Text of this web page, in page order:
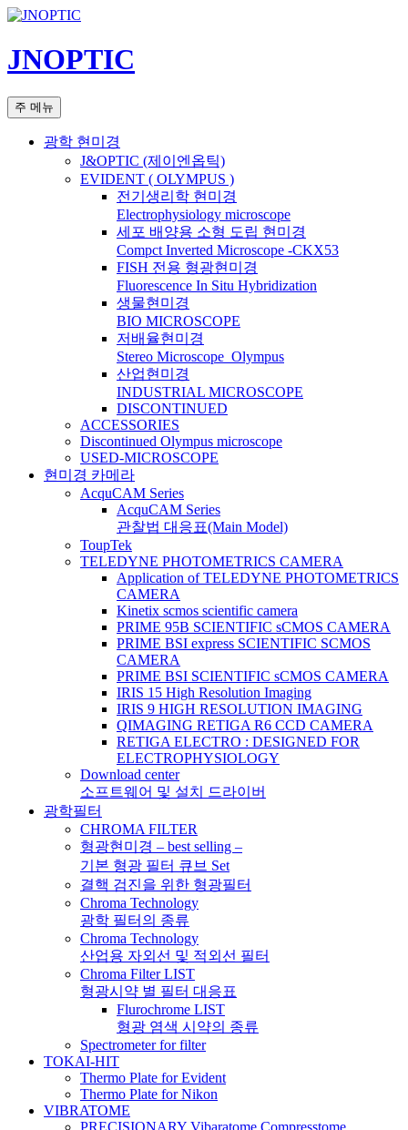
컨
츠
로
너
JNOPTIC
검
색
주 메뉴
광학 현미경
J&OPTIC (제이엔옵틱)
EVIDENT ( OLYMPUS )
전기생리학 현미경
Electrophysiology microscope
세포 배양용 소형 도립 현미경
Compct Inverted Microscope -CKX53
FISH 전용 형광현미경
Fluorescence In Situ Hybridization
생물현미경
BIO MICROSCOPE
저배율현미경
Stereo Microscope_Olympus
산업현미경
INDUSTRIAL MICROSCOPE
DISCONTINUED
ACCESSORIES
Discontinued Olympus microscope
USED-MICROSCOPE
현미경 카메라
AcquCAM Series
AcquCAM Series
관찰법 대응표(Main Model)
ToupTek
TELEDYNE PHOTOMETRICS CAMERA
Application of TELEDYNE PHOTOMETRICS
CAMERA
Kinetix scmos scientific camera
PRIME 95B SCIENTIFIC sCMOS CAMERA
PRIME BSI express SCIENTIFIC SCMOS
CAMERA
PRIME BSI SCIENTIFIC sCMOS CAMERA
IRIS 15 High Resolution Imaging
IRIS 9 HIGH RESOLUTION IMAGING
QIMAGING RETIGA R6 CCD CAMERA
RETIGA ELECTRO : DESIGNED FOR
ELECTROPHYSIOLOGY
Download center
소프트웨어 및 설치 드라이버
광학필터
CHROMA FILTER
형광현미경 – best selling –
기본 형광 필터 큐브 Set
결핵 검진을 위한 형광필터
Chroma Technology
광학 필터의 종류
Chroma Technology
산업용 자외선 및 적외선 필터
Chroma Filter LIST
형광시약 별 필터 대응표
Flurochrome LIST
형광 염색 시약의 종류
Spectrometer for filter
TOKAI-HIT
Thermo Plate for Evident
Thermo Plate for Nikon
VIBRATOME
PRECISIONARY Vibaratome Compresstome